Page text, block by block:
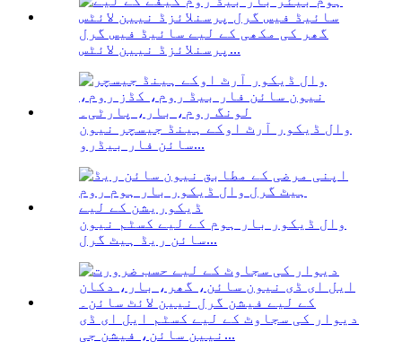
گھر کی مکھی کے لیے سائیڈ فیس گرل
پرسنلائزڈ نیین لائٹس...
وال ڈیکور آرٹ اوکے ہینڈ جیسچر نیون
سائن فار بیڈرو...
وال ڈیکور بار ہوم کے لیے کسٹم نیون
سائن ریڈ ہیٹ گرل...
دیوار کی سجاوٹ کے لیے کسٹم ایل ای ڈی
نیین سائن، فیشن جی...